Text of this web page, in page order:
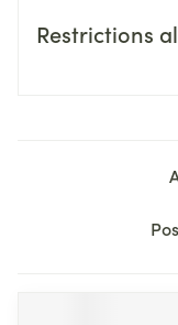
Restrictions